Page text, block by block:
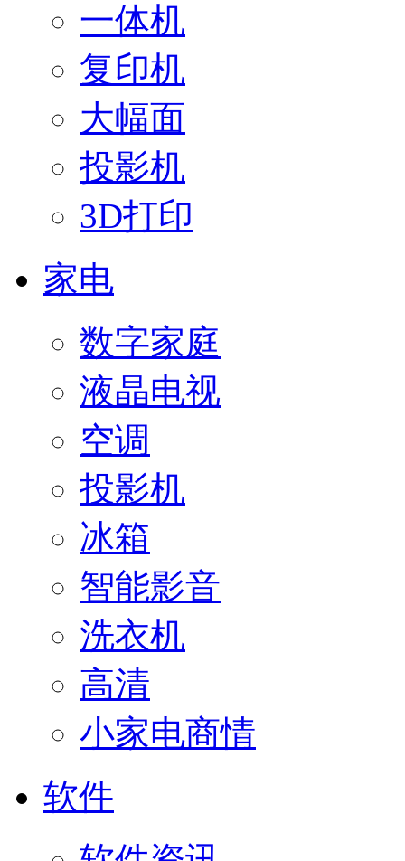
一体机
复印机
大幅面
投影机
3D打印
家电
数字家庭
液晶电视
空调
投影机
冰箱
智能影音
洗衣机
高清
小家电商情
软件